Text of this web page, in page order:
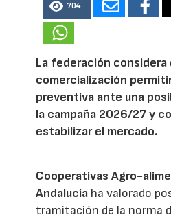
704
La federación considera
comercialización
preventiva ante una
la campaña 2026/27 y
estabilizar el mercado.
Cooperativas Agro-
Andalucía ha valorado
tramitación de la norma